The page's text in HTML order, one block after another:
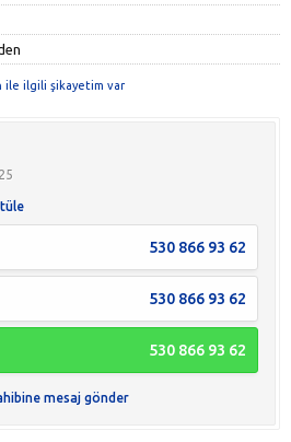
ile ilgili şikayetim var
530 866 93 62
530 866 93 62
530 866 93 62
mesaj gönder